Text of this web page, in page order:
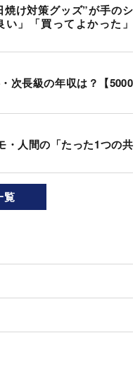
焼け対策グッズ”が手のシ
」「買ってよかった」
次長級の年収は？【5000
・人間の「たった1つの共
覧